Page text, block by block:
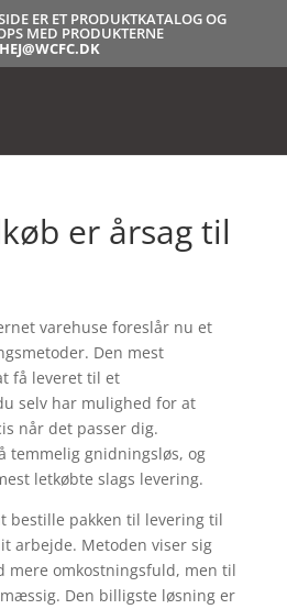
ER ET PRODUKTKATALOG OG
MED PRODUKTERNE
HEJ@WCFC.DK
er årsag til
varehuse foreslår nu et
Den mest
få leveret til et
selv har mulighed for at
når det passer dig.
temmelig gnidningsløs, og
letkøbte slags levering.
bestille pakken til levering til
arbejde. Metoden viser sig
mere omkostningsfuld, men til
Den billigste løsning er